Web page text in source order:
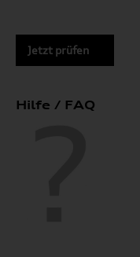
Jetzt prüfen
Hilfe / FAQ